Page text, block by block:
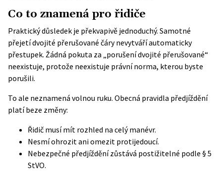
Co to znamená pro řidiče
Praktický důsledek je překvapivě jednoduchý. Samotné
přejetí dvojité přerušované čáry nevytváří automaticky
přestupek. Žádná pokuta za „porušení dvojité přerušované“
neexistuje, protože neexistuje právní norma, kterou byste
porušili.
To ale neznamená volnou ruku. Obecná pravidla předjíždění
platí beze změny:
Řidič musí mít rozhled na celý manévr.
Nesmí ohrozit ani omezit protijedoucí.
Nebezpečné předjíždění zůstává postižitelné podle § 5
StVO.